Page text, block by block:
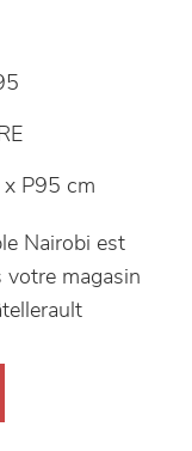
P95 cm
Nairobi est
votre magasin